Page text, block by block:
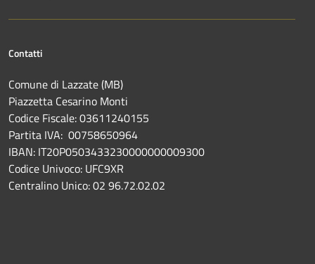
Contatti
Comune di Lazzate (MB)
Piazzetta Cesarino Monti
Codice Fiscale: 03611240155
Partita IVA: 00758650964
IBAN: IT20P0503433230000000009300
Codice Univoco: UFC9XR
Centralino Unico: 02 96.72.02.02